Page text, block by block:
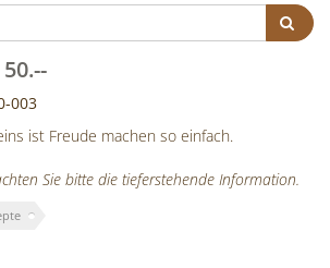
003
ist Freude machen so einfach.
Sie bitte die tieferstehende Information.